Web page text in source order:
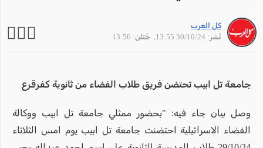
كل العرب
نُشر: 30/10/24 13:55
, حُتلن: 13:56
جامعة تل ابيب تحتضن فريق طلاب الفضاء من ثانوية كفرقرع
وصل بيان جاء فيه: "بحضور ممثلي جامعة تل ابيب ووكالة
الفضاء الاسرائيلية احتضنت جامعة تل ابيب يوم امس الثلاثاء